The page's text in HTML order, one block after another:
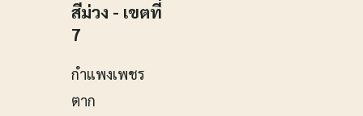
สีม่วง - เขตที่
7
กำแพงเพชร
ตาก